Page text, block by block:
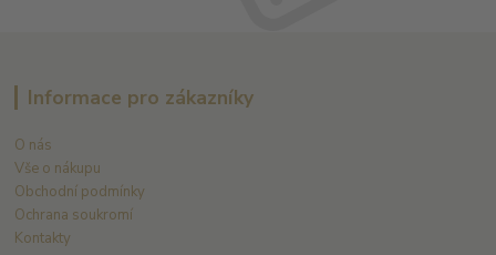
Informace pro zákazníky
O nás
Vše o nákupu
Obchodní podmínky
Ochrana soukromí
Kontakty